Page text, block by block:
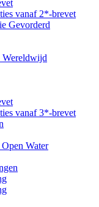
vanaf 2*-brevet
Gevorderd
Wereldwijd
vanaf 3*-brevet
Water